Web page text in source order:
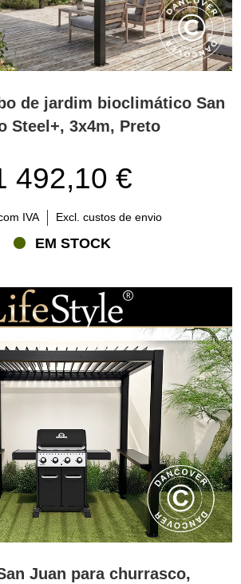
de jardim bioclimático San
Steel+, 3x4m, Preto
492,10 €
IVA Excl. custos de envio
EM STOCK
Juan para churrasco,